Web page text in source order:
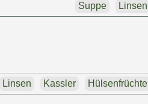
Linsen
Suppe
Hülsenfrüchte
Kassler
Linsen